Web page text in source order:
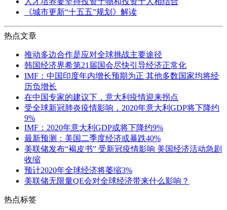
《城市更新“十五五”规划》解读
热点文章
推动多边合作是应对全球挑战主要途径
韩国经济界希第21届国会尽快引导经济正常化
IMF：中国印度年内增长预期为正 其他多数国家均将经
历负增长
在中国专家的建议下，意大利疫情迎来拐点
受全球新冠肺炎疫情影响，2020年意大利GDP将下降约
9%
IMF：2020年意大利GDP或将下降约9%
最新预测：美国二季度经济或暴跌40%
美联储发布“褐皮书” 受新冠疫情影响 美国经济活动急剧
收缩
预计2020年全球经济将萎缩3%
美联储无限量QE会对全球经济带来什么影响？
热点标签